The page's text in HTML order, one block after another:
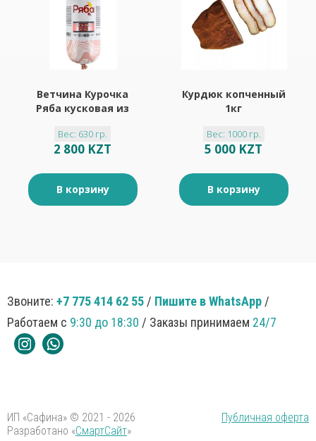
Ветчина Курочка
Ряба кусковая из
Вес: 630 гр.
2 800 KZT
В корзину
Курдюк копченный
1кг
Вес: 1000 гр.
5 000 KZT
В корзину
Звоните: +7 775 414 62 55 / Пишите в WhatsApp /
Работаем с 9:30 до 18:30 / Заказы принимаем 24/7
ИП «Сафина» © 2021 - 2026
Публичная оферта
Разработано «СмартСайт»